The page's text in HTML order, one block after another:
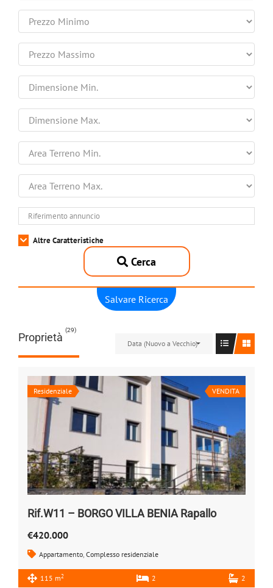
Altre Caratteristiche
Cerca
Salvare Ricerca
Proprietà
(29)
Data (Nuovo a Vecchio)
Residenziale VENDITA
Rif.W11 – BORGO VILLA BENIA Rapallo
€420.000
Appartamento, Complesso residenziale
115 m2 2 2